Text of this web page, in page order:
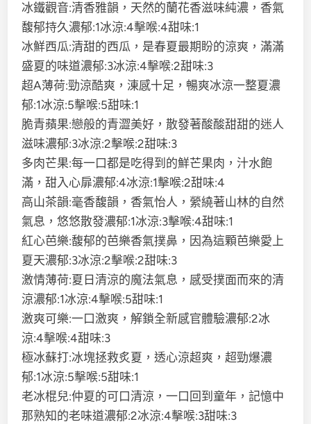
冰鐵觀音:清香雅韻，天然的蘭花香滋味純濃，香氣
馥郁持久濃郁:1冰涼:4擊喉:4甜味:1
冰鮮西瓜:清甜的西瓜，是春夏最期盼的涼爽，滿滿
盛夏的味道濃郁:3冰涼:4擊喉:2甜味:3
超A薄荷:勁涼酷爽，涷感十足，暢爽冰涼一整夏濃
郁:1冰涼:5擊喉:5甜味:1
脆青蘋果:戀般的青澀美好，散發著酸酸甜甜的迷人
滋味濃郁:3冰涼:2擊喉:2甜味:3
多肉芒果:每一口都是吃得到的鮮芒果肉，汁水飽
滿，甜入心扉濃郁:4冰涼:1擊喉:2甜味:4
高山茶韻:毫香馥韻，香氣怡人，縈繞著山林的自然
氣息，悠悠散發濃郁:1冰涼:3擊喉:4甜味:1
紅心芭樂:馥郁的芭樂香氣撲鼻，因為這顆芭樂愛上
夏天濃郁:3冰涼:2擊喉:2甜味:3
激情薄荷:夏日清涼的魔法氣息，感受撲面而來的清
涼濃郁:1冰涼:4擊喉:5甜味:1
激爽可樂:一口激爽，解鎖全新感官體驗濃郁:2冰
涼:4擊喉:4甜味:3
極冰蘇打:冰塊拯救炙夏，透心涼超爽，超勁爆濃
郁:1冰涼:5擊喉:5甜味:1
老冰棍兒:仲夏的可口清涼，一口回到童年，記憶中
那熟知的老味道濃郁:2冰涼:4擊喉:3甜味:3